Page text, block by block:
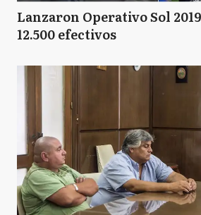
Lanzaron Operativo Sol
12.500 efectivos